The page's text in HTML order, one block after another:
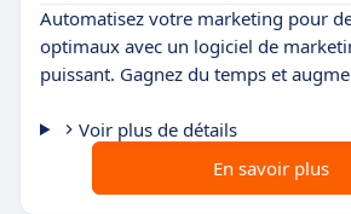
Automatisez votre marketing pour
optimaux avec un logiciel de
puissant. Gagnez du temps et
Voir plus de détails
En savoir plus